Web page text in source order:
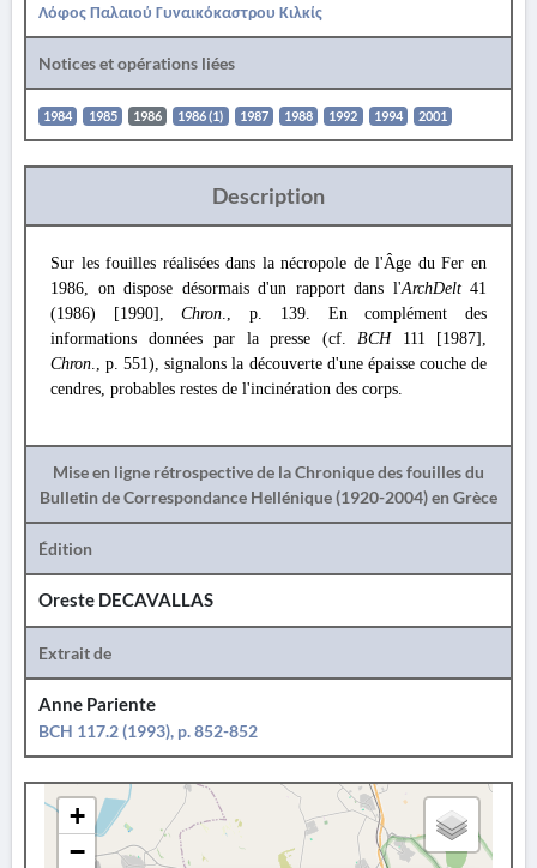
Λόφος Παλαιού Γυναικόκαστρου Κιλκίς
Notices et opérations liées
1984 1985 1986 1986 (1) 1987 1988 1992 1994 2001
Description
Sur les fouilles réalisées dans la nécropole de l'Âge du Fer en
1986, on dispose désormais d'un rapport dans l'ArchDelt 41
(1986) [1990],Chron., p. 139. En complément des
informations données par la presse (cf. BCH 111 [1987],
Chron., p. 551), signalons la découverte d'une épaisse couche de
cendres, probables restes de l'incinération des corps.
Mise en ligne rétrospective de la Chronique des fouilles du
Bulletin de Correspondance Hellénique (1920-2004) en Grèce
Édition
Oreste DECAVALLAS
Extrait de
Anne Pariente
BCH 117.2 (1993), p. 852-852
+
−